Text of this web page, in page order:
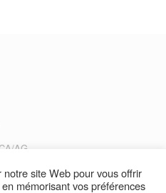
AG
site Web pour vous offrir
mémorisant vos préférences